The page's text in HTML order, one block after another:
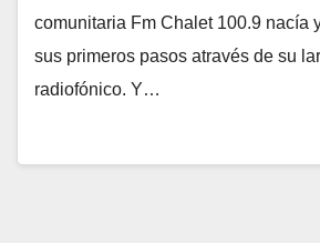
comunitaria Fm Chalet 100.9 nacía
sus primeros pasos através de su
radiofónico. Y…